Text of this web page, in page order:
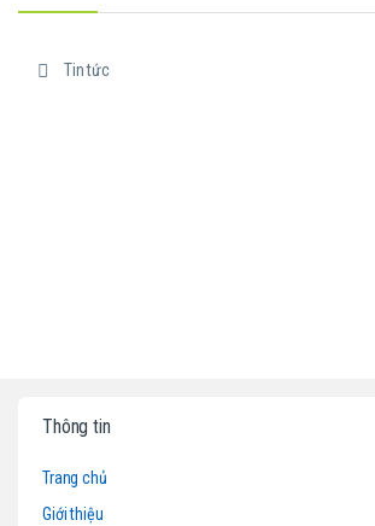
Tin tức
Thông tin
Trang chủ
Giới thiệu